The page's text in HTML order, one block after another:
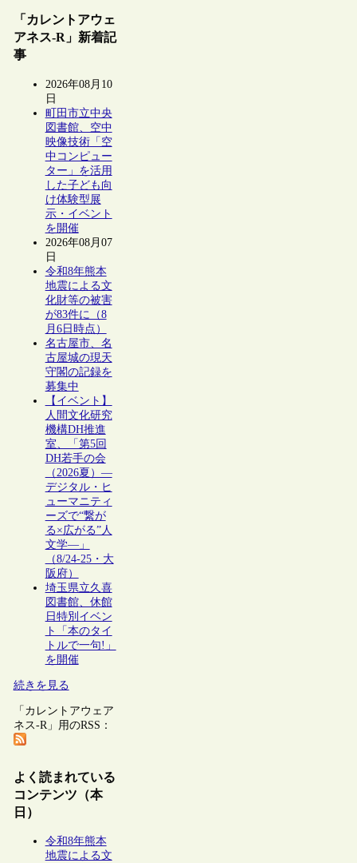
「カレントアウェ
アネス-R」新着記
事
2026年08月10
日
町田市立中央
図書館、空中
映像技術「空
中コンピュー
ター」を活用
した子ども向
け体験型展
示・イベント
を開催
2026年08月07
日
令和8年熊本
地震による文
化財等の被害
が83件に（8
月6日時点）
名古屋市、名
古屋城の現天
守閣の記録を
募集中
【イベント】
人間文化研究
機構DH推進
室、「第5回
DH若手の会
（2026夏）―
デジタル・ヒ
ューマニティ
ーズで“繋が
る×広がる”人
文学―」
（8/24-25・大
阪府）
埼玉県立久喜
図書館、休館
日特別イベン
ト「本のタイ
トルで一句!」
を開催
続きを見る
「カレントアウェア
ネス-R」用のRSS：
よく読まれている
コンテンツ（本
日）
令和8年熊本
地震による文